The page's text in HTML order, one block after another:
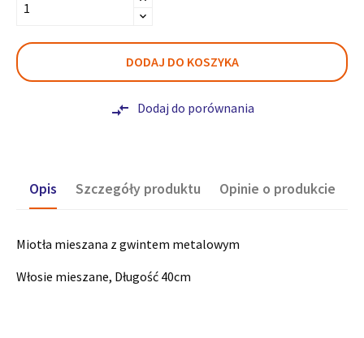
DODAJ DO KOSZYKA
compare_arrows Dodaj do porównania
Opis Szczegóły produktu Opinie o produkcie
Miotła mieszana z gwintem metalowym
Włosie mieszane, Długość 40cm